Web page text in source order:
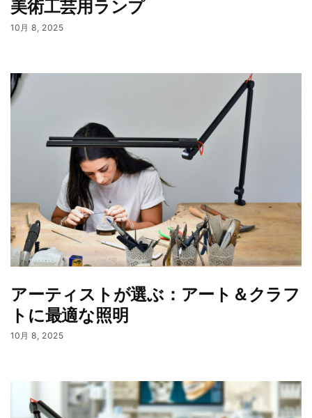
美術工芸用ランプ
10月 8, 2025
アーティストが選ぶ：アート＆クラフ
トに最適な照明
10月 8, 2025